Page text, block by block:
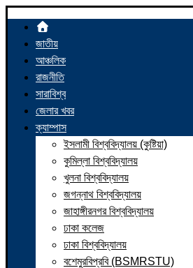
জাতীয়
আঞ্চলিক
রাজনীতি
সারাবিশ্ব
জেলার খবর
ক্যাম্পাস
ইসলামী বিশ্ববিদ্যালয় (কুষ্টিয়া)
কুমিল্লা বিশ্ববিদ্যালয়
খুলনা বিশ্ববিদ্যালয়
জগন্নাথ বিশ্ববিদ্যালয়
জাহাঙ্গীরনগর বিশ্ববিদ্যালয়
ঢাকা কলেজ
ঢাকা বিশ্ববিদ্যালয়
বশেমুরবিপ্রবি (BSMRSTU)